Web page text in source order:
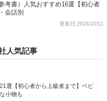
考書）人気おすすめ16選【初心者
会話別
更新日:2024/10/11
人気記事
選【初心者から上級者まで】ベビ
小物も